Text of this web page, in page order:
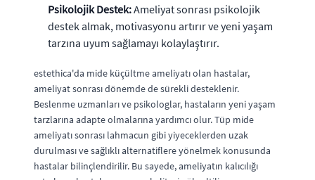
Psikolojik Destek:Ameliyat sonrası psikolojik
destek almak, motivasyonu artırır ve yeni yaşam
tarzına uyum sağlamayı kolaylaştırır.
estethica'da mide küçültme ameliyatı olan hastalar,
ameliyat sonrası dönemde de sürekli desteklenir.
Beslenme uzmanları ve psikologlar, hastaların yeni yaşam
tarzlarına adapte olmalarına yardımcı olur. Tüp mide
ameliyatı sonrası lahmacun gibi yiyeceklerden uzak
durulması ve sağlıklı alternatiflere yönelmek konusunda
hastalar bilinçlendirilir. Bu sayede, ameliyatın kalıcılığı